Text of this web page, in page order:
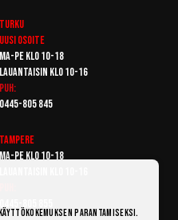
Turku
Uusi osoite
Ma-pe klo 10-18
Lauantaisin klo 10-16
Puh:
0445-805 845
Tampere
Ma-pe klo 10-18
parantamiseksi.